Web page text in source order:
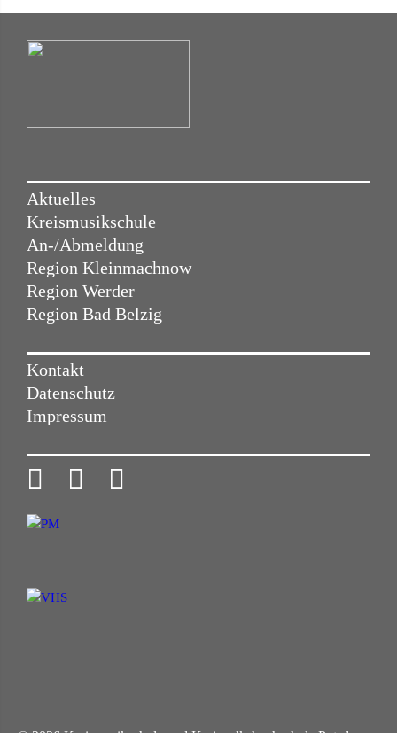
Aktuelles
Kreismusikschule
An-/Abmeldung
Region Kleinmachnow
Region Werder
Region Bad Belzig
Kontakt
Datenschutz
Impressum
  